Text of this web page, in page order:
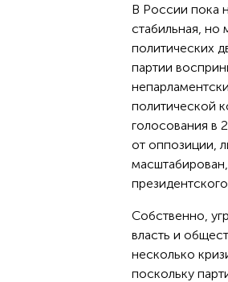
В России пока
стабильная, но
политических
партии
политической
голосования в
от оппозиции,
президентского
Собственно,
власть и
несколько
поскольку